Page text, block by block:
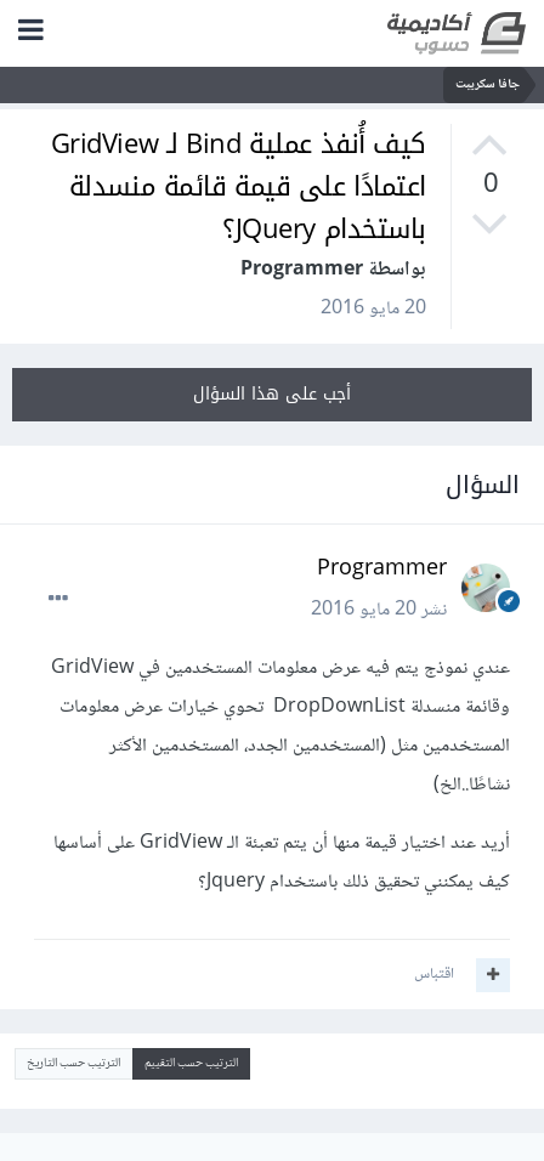
جافا سكريبت
0
كيف أُنفذ عملية Bind لـ GridView
اعتمادًا على قيمة قائمة منسدلة
باستخدام JQuery؟
بواسطة Programmer
20 مايو 2016
أجب على هذا السؤال
السؤال
Programmer
نشر20 مايو 2016
عندي نموذج يتم فيه عرض معلومات المستخدمين في GridView
وقائمة منسدلة DropDownList تحوي خيارات عرض معلومات
المستخدمين مثل (المستخدمين الجدد، المستخدمين الأكثر
نشاطًا..الخ)
أريد عند اختيار قيمة منها أن يتم تعبئة الـ GridView على أساسها
كيف يمكنني تحقيق ذلك باستخدام Jquery؟
اقتباس
الترتيب حسب التقييم الترتيب حسب التاريخ